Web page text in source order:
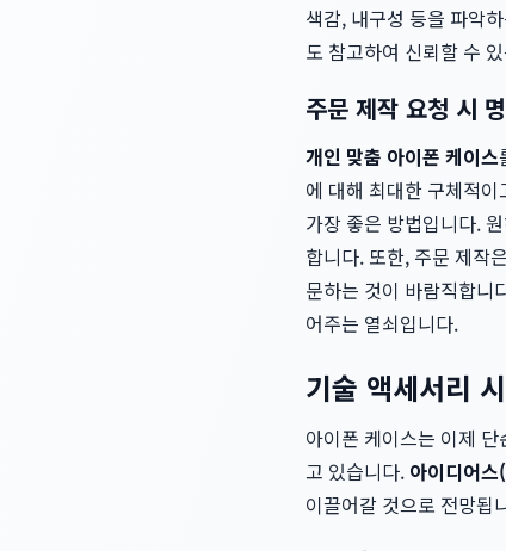
색감, 내구성 등을 파악
도 참고하여 신뢰할 수
주문 제작 요청 시
개인 맞춤 아이폰 케이스
에 대해 최대한 구체적
가장 좋은 방법입니다.
합니다. 또한, 주문 제작
문하는 것이 바람직합니
어주는 열쇠입니다.
기술 액세서리
아이폰 케이스는 이제
고 있습니다. 아이디어
이끌어갈 것으로 전망됩